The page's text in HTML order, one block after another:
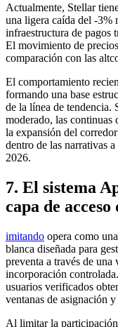
Actualmente, Stellar
una ligera caída del -3%
infraestructura de pagos
El movimiento de
comparación con las
El comportamiento
formando una base
de la línea de tendencia.
moderado, las continuas
la expansión del
dentro de las narrativas
2026.
7. El sistema
capa de
imitando opera como
blanca diseñada para
preventa a través de
incorporación
usuarios verificados
ventanas de asignación
Al limitar la participación